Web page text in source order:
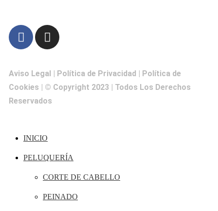
Aviso Legal Política de Privacidad
Política de
Cookies | © Copyright 2023 | Todos Los Derechos
Reservados
INICIO
PELUQUERÍA
CORTE DE CABELLO
PEINADO